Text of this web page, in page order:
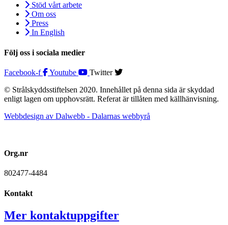
Stöd vårt arbete
Om oss
Press
In English
Följ oss i sociala medier
Facebook-f Youtube
Twitter
© Strålskyddsstiftelsen 2020. Innehållet på denna sida är skyddad
enligt lagen om upphovsrätt. Referat är tillåten med källhänvisning.
Webbdesign av Dalwebb - Dalarnas webbyrå
Org.nr
802477-4484
Kontakt
Mer kontaktuppgifter